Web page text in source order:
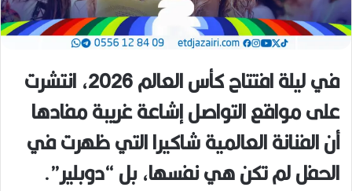
في ليلة افتتاح كأس العالم 2026، انتشرت
على مواقع التواصل إشاعة غريبة مفادها
أن الفنانة العالمية شاكيرا التي ظهرت في
الحفل لم تكن هي نفسها، بل “دوبلير”.